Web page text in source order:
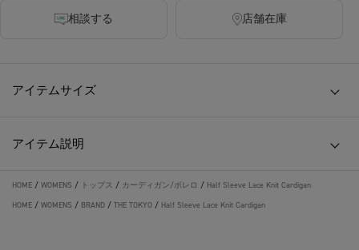
相談する 店舗在庫
アイテムサイズ
アイテム説明
HOME / WOMENS / トップス / カーディガン/ボレロ / Half Sleeve Lace Knit Cardigan
HOME / WOMENS / BRAND / THE TOKYO / Half Sleeve Lace Knit Cardigan